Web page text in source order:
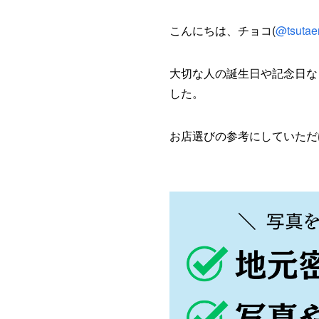
こんにちは、チョコ(
大切な人の誕生日や記念日
した。
お店選びの参考にしていた